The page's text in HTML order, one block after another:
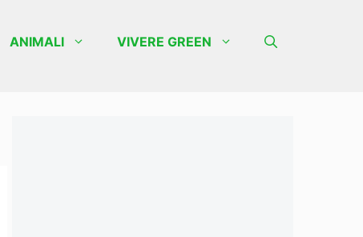
ANIMALI VIVERE GREEN